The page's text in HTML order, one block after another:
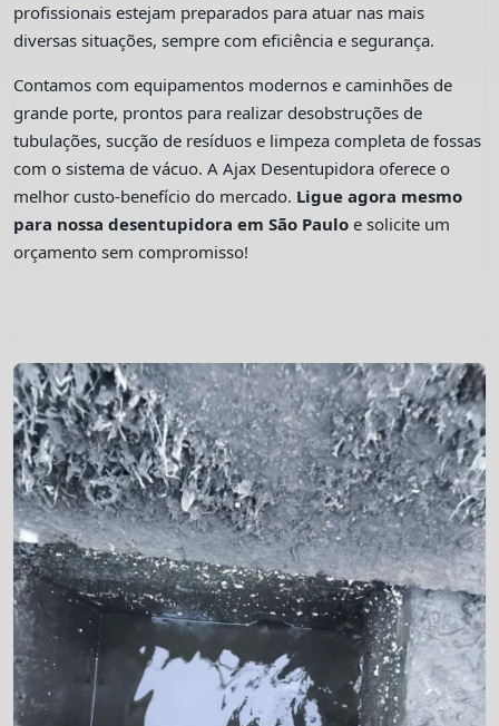
profissionais estejam preparados para atuar nas mais
diversas situações, sempre com eficiência e segurança.
Contamos com equipamentos modernos e caminhões de
grande porte, prontos para realizar desobstruções de
tubulações, sucção de resíduos e limpeza completa de fossas
com o sistema de vácuo. A Ajax Desentupidora oferece o
melhor custo-benefício do mercado. Ligue agora mesmo
para nossa desentupidora em São Paulo e solicite um
orçamento sem compromisso!